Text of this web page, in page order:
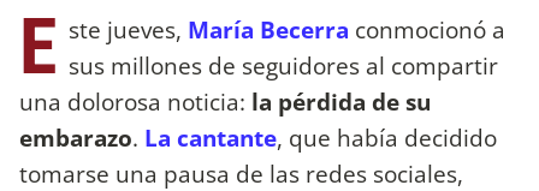
E ste jueves, María Becerra conmocionó a
sus millones de seguidores al compartir
una dolorosa noticia: la pérdida de su
embarazo. La cantante, que había decidido
tomarse una pausa de las redes sociales,